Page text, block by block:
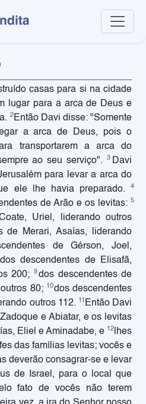
casas para si na cidade
lugar para a arca de Deus e
2Então Davi disse: "Somente
a arca de Deus, pois o
transportarem a arca do
ao seu serviço".3 Davi
para levar a arca do
ele lhe havia preparado.
4
de Arão e os levitas: 5
Uriel, liderando outros
de Merari, Asaías, liderando
de Gérson, Joel,
dos descendentes de Elisafã,
200; 9 dos descendentes de
80; 10dos descendentes
outros 112. 11 Então Davi
e Abiatar, e os levitas
Eliel e Aminadabe, e 12 lhes
das famílias levitas; vocês e
deverão consagrar-se e levar
de Israel, para o local que
fato de vocês não terem